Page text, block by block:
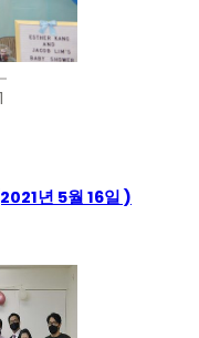
년 5월 16일 )